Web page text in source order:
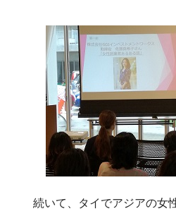
続いて、タイでアジアの女